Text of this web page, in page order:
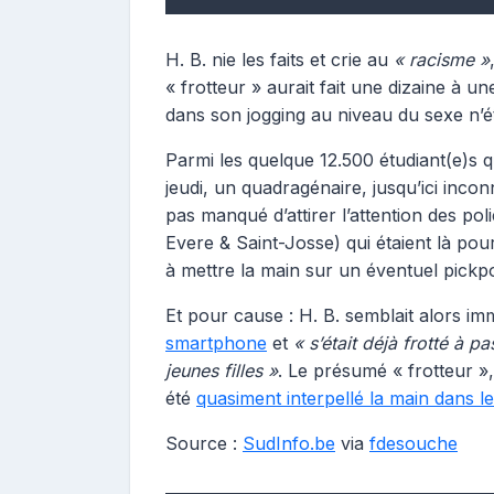
H. B. nie les faits et crie au « racisme »
« frotteur » aurait fait une dizaine à
dans son jogging au niveau du sexe
Parmi les quelque 12.500
jeudi, un quadragénaire, jusqu’ici
pas manqué d’attirer l’attention des
Evere & Saint-Josse) qui étaient là
à mettre la main sur un éventuel
Et pour cause : H. B. semblait alors
smartphone et « s’était déjà frotté à
jeunes filles ». Le présumé « frotteur
été quasiment interpellé la main dans
Source : SudInfo.be via fdesouche